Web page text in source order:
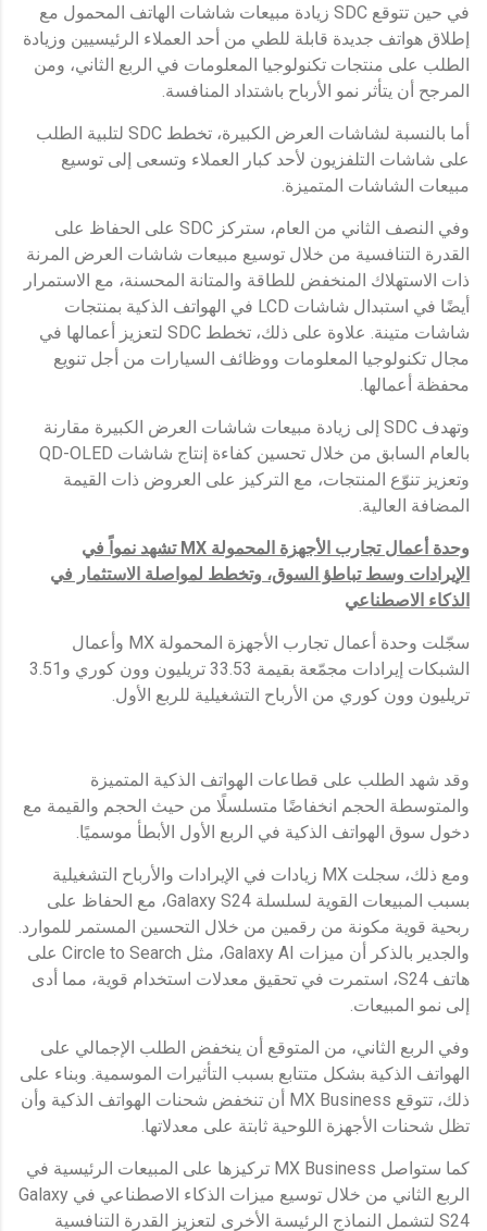
في حين تتوقع SDC زيادة مبيعات شاشات الهاتف المحمول مع
إطلاق هواتف جديدة قابلة للطي من أحد العملاء الرئيسيين وزيادة
الطلب على منتجات تكنولوجيا المعلومات في الربع الثاني، ومن
المرجح أن يتأثر نمو الأرباح باشتداد المنافسة.
أما بالنسبة لشاشات العرض الكبيرة، تخطط SDC لتلبية الطلب
على شاشات التلفزيون لأحد كبار العملاء وتسعى إلى توسيع
مبيعات الشاشات المتميزة.
وفي النصف الثاني من العام، ستركز SDC على الحفاظ على
القدرة التنافسية من خلال توسيع مبيعات شاشات العرض المرنة
ذات الاستهلاك المنخفض للطاقة والمتانة المحسنة، مع الاستمرار
أيضًا في استبدال شاشات LCD في الهواتف الذكية بمنتجات
شاشات متينة. علاوة على ذلك، تخطط SDC لتعزيز أعمالها في
مجال تكنولوجيا المعلومات ووظائف السيارات من أجل تنويع
محفظة أعمالها.
وتهدف SDC إلى زيادة مبيعات شاشات العرض الكبيرة مقارنة
بالعام السابق من خلال تحسين كفاءة إنتاج شاشات QD-OLED
وتعزيز تنوّع المنتجات، مع التركيز على العروض ذات القيمة
المضافة العالية.
وحدة أعمال تجارب الأجهزة المحمولة MX تشهد نمواً في
الإيرادات وسط تباطؤ السوق، وتخطط لمواصلة الاستثمار في
الذكاء الاصطناعي
سجّلت وحدة أعمال تجارب الأجهزة المحمولة MX وأعمال
الشبكات إيرادات مجمّعة بقيمة 33.53 تريليون وون كوري و3.51
تريليون وون كوري من الأرباح التشغيلية للربع الأول.
وقد شهد الطلب على قطاعات الهواتف الذكية المتميزة
والمتوسطة الحجم انخفاضًا متسلسلًا من حيث الحجم والقيمة مع
دخول سوق الهواتف الذكية في الربع الأول الأبطأ موسميًا.
ومع ذلك، سجلت MX زيادات في الإيرادات والأرباح التشغيلية
بسبب المبيعات القوية لسلسلة Galaxy S24، مع الحفاظ على
ربحية قوية مكونة من رقمين من خلال التحسين المستمر للموارد.
والجدير بالذكر أن ميزات Galaxy AI، مثل Circle to Search على
هاتف S24، استمرت في تحقيق معدلات استخدام قوية، مما أدى
إلى نمو المبيعات.
وفي الربع الثاني، من المتوقع أن ينخفض الطلب الإجمالي على
الهواتف الذكية بشكل متتابع بسبب التأثيرات الموسمية. وبناء على
ذلك، تتوقع MX Business أن تنخفض شحنات الهواتف الذكية وأن
تظل شحنات الأجهزة اللوحية ثابتة على معدلاتها.
كما ستواصل MX Business تركيزها على المبيعات الرئيسية في
الربع الثاني من خلال توسيع ميزات الذكاء الاصطناعي في Galaxy
S24 لتشمل النماذج الرئيسة الأخرى لتعزيز القدرة التنافسية